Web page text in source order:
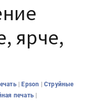
ярче,
|Epson |Струйные
печать |